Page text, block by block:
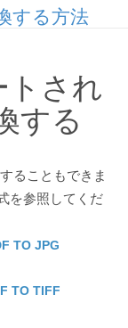
する方法
トされ
する
ることもできま
を参照してくだ
TO JPG
TO TIFF